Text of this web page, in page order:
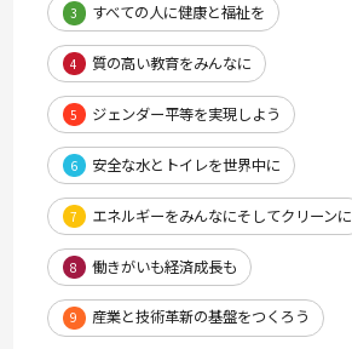
3 すべての人に健康と福祉を
4 質の高い教育をみんなに
5 ジェンダー平等を実現しよう
6 安全な水とトイレを世界中に
7 エネルギーをみんなにそしてクリーンに
8 働きがいも経済成長も
9 産業と技術革新の基盤をつくろう